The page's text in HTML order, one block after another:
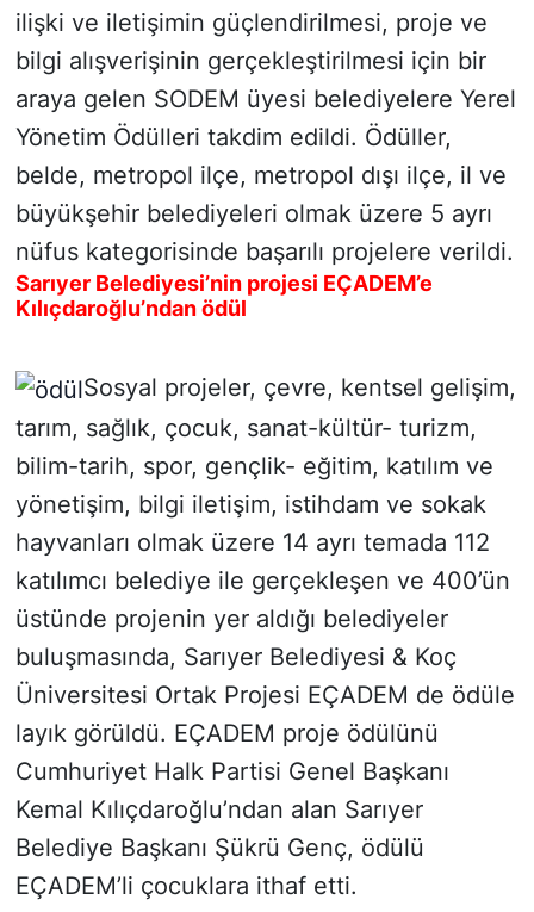
ilişki ve iletişimin güçlendirilmesi, proje ve
bilgi alışverişinin gerçekleştirilmesi için bir
araya gelen SODEM üyesi belediyelere Yerel
Yönetim Ödülleri takdim edildi. Ödüller,
belde, metropol ilçe, metropol dışı ilçe, il ve
büyükşehir belediyeleri olmak üzere 5 ayrı
nüfus kategorisinde başarılı projelere verildi.
Sarıyer Belediyesi’nin projesi EÇADEM’e
Kılıçdaroğlu’ndan ödül
Sosyal projeler, çevre, kentsel gelişim,
tarım, sağlık, çocuk, sanat-kültür- turizm,
bilim-tarih, spor, gençlik- eğitim, katılım ve
yönetişim, bilgi iletişim, istihdam ve sokak
hayvanları olmak üzere 14 ayrı temada 112
katılımcı belediye ile gerçekleşen ve 400’ün
üstünde projenin yer aldığı belediyeler
buluşmasında, Sarıyer Belediyesi & Koç
Üniversitesi Ortak Projesi EÇADEM de ödüle
layık görüldü. EÇADEM proje ödülünü
Cumhuriyet Halk Partisi Genel Başkanı
Kemal Kılıçdaroğlu’ndan alan Sarıyer
Belediye Başkanı Şükrü Genç, ödülü
EÇADEM’li çocuklara ithaf etti.
TEKNOLOJİ
TÜRKİYE VE DÜNYA GÜNDEMİ
VİDEO GALERİ
YAŞAM